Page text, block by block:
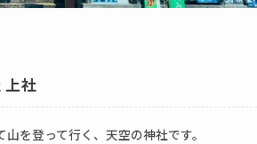
上社
を登って行く、天空の神社です。